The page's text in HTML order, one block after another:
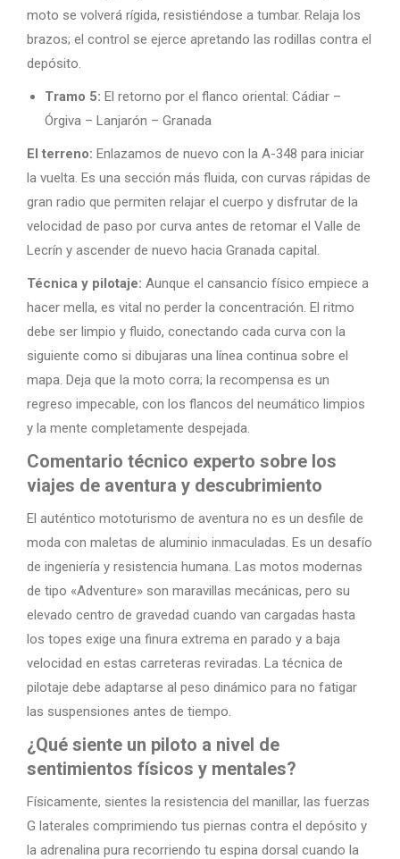
moto se volverá rígida, resistiéndose a tumbar. Relaja los
brazos; el control se ejerce apretando las rodillas contra el
depósito.
Tramo 5: El retorno por el flanco oriental: Cádiar –
Órgiva – Lanjarón – Granada
El terreno: Enlazamos de nuevo con la A-348 para iniciar
la vuelta. Es una sección más fluida, con curvas rápidas de
gran radio que permiten relajar el cuerpo y disfrutar de la
velocidad de paso por curva antes de retomar el Valle de
Lecrín y ascender de nuevo hacia Granada capital.
Técnica y pilotaje: Aunque el cansancio físico empiece a
hacer mella, es vital no perder la concentración. El ritmo
debe ser limpio y fluido, conectando cada curva con la
siguiente como si dibujaras una línea continua sobre el
mapa. Deja que la moto corra; la recompensa es un
regreso impecable, con los flancos del neumático limpios
y la mente completamente despejada.
Comentario técnico experto sobre los
viajes de aventura y descubrimiento
El auténtico mototurismo de aventura no es un desfile de
moda con maletas de aluminio inmaculadas. Es un desafío
de ingeniería y resistencia humana. Las motos modernas
de tipo «Adventure» son maravillas mecánicas, pero su
elevado centro de gravedad cuando van cargadas hasta
los topes exige una finura extrema en parado y a baja
velocidad en estas carreteras reviradas. La técnica de
pilotaje debe adaptarse al peso dinámico para no fatigar
las suspensiones antes de tiempo.
¿Qué siente un piloto a nivel de
sentimientos físicos y mentales?
Físicamente, sientes la resistencia del manillar, las fuerzas
G laterales comprimiendo tus piernas contra el depósito y
la adrenalina pura recorriendo tu espina dorsal cuando la